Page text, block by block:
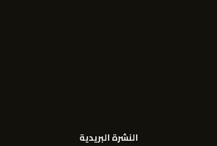
النشرة البريدية